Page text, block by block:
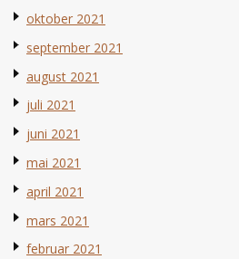
oktober 2021
september 2021
august 2021
juli 2021
juni 2021
mai 2021
april 2021
mars 2021
februar 2021